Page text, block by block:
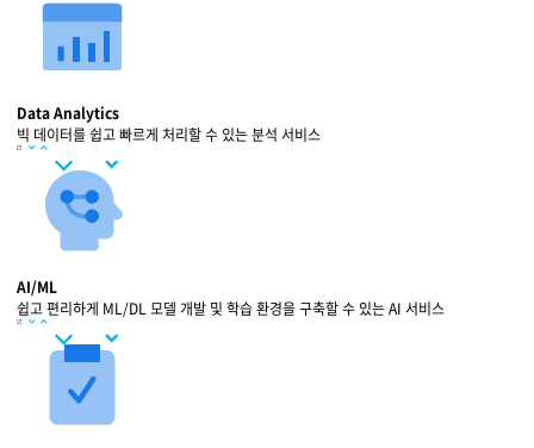
Data Analytics
빅 데이터를 쉽고 빠르게 처리할 수 있는 분석 서비스
AI/ML
쉽고 편리하게 ML/DL 모델 개발 및 학습 환경을 구축할 수 있는 AI 서비스